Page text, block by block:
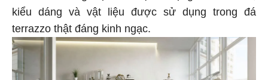
kiểu dáng và vật liệu được sử dụng trong đá
terrazzo thật đáng kinh ngạc.